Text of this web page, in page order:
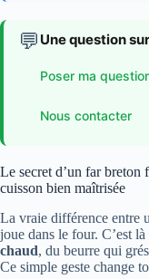
💬 Une question
Poser ma
Nous contacter
Le secret d’un far breton
cuisson bien maîtrisée
La vraie différence entre
joue dans le four. C’est
chaud, du beurre qui
Ce simple geste change